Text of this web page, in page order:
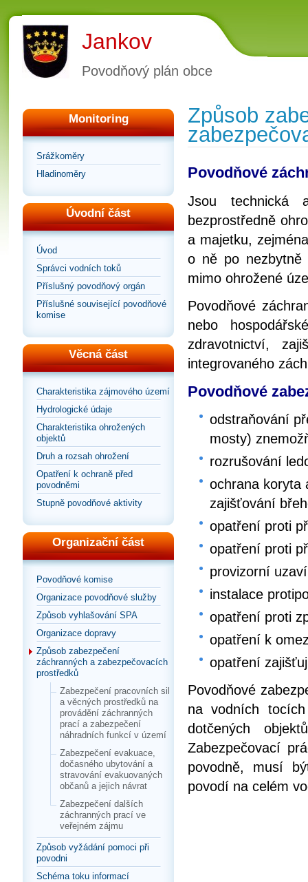
Jankov
Povodňový plán obce
Monitoring
Srážkoměry
Hladinoměry
Úvodní část
Úvod
Správci vodních toků
Příslušný povodňový orgán
Příslušné související povodňové
komise
Věcná část
Charakteristika zájmového území
Hydrologické údaje
Charakteristika ohrožených
objektů
Druh a rozsah ohrožení
Opatření k ochraně před
povodněmi
Stupně povodňové aktivity
Organizační část
Povodňové komise
Organizace povodňové služby
Způsob vyhlašování SPA
Organizace dopravy
Způsob zabezpečení
záchranných a zabezpečovacích
prostředků
Zabezpečení pracovních sil
a věcných prostředků na
provádění záchranných
prací a zabezpečení
náhradních funkcí v území
Zabezpečení evakuace,
dočasného ubytování a
stravování evakuovaných
občanů a jejich návrat
Zabezpečení dalších
záchranných prací ve
veřejném zájmu
Způsob vyžádání pomoci při
povodni
Schéma toku informací
Způsob
Povodňové
Jsou technická
bezprostředně
a majetku,
o ně po nezbytně
mimo ohrožené
Povodňové
nebo
zdravotnictví,
integrovaného
Povodňové
odstraňování
mosty)
rozrušování
ochrana koryta
zajišťování
opatření proti
opatření proti
provizorní
instalace
opatření proti
opatření k
opatření
Povodňové
na vodních
dotčených
Zabezpečovací
povodně, musí
povodí na celém